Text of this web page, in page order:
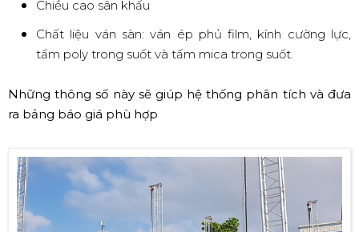
Chiều cao sân khấu
Chất liệu ván sàn: ván ép phủ film, kính cường lực,
tấm poly trong suốt và tấm mica trong suốt.
Những thông số này sẽ giúp hệ thống phân tích và đưa
ra bảng báo giá phù hợp